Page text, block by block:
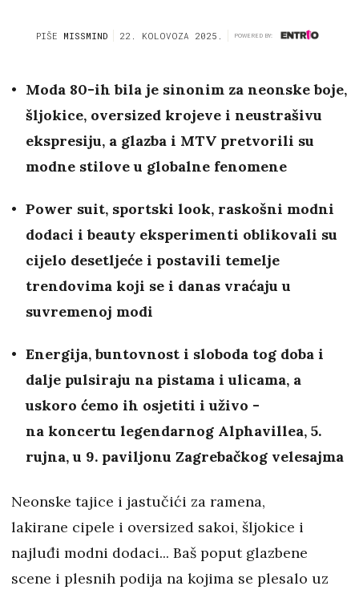
PIŠE MISSMIND 22. KOLOVOZA 2025. POWERED BY:
Moda 80-ih bila je sinonim za neonske boje,
šljokice, oversized krojeve i neustrašivu
ekspresiju, a glazba i MTV pretvorili su
modne stilove u globalne fenomene
Power suit, sportski look, raskošni modni
dodaci i beauty eksperimenti oblikovali su
cijelo desetljeće i postavili temelje
trendovima koji se i danas vraćaju u
suvremenoj modi
Energija, buntovnost i sloboda tog doba i
dalje pulsiraju na pistama i ulicama, a
uskoro ćemo ih osjetiti i uživo -
na koncertu legendarnog Alphavillea, 5.
rujna, u 9. paviljonu Zagrebačkog velesajma
Neonske tajice i jastučići za ramena,
lakirane cipele i oversized sakoi, šljokice i
najluđi modni dodaci... Baš poput glazbene
scene i plesnih podija na kojima se plesalo uz